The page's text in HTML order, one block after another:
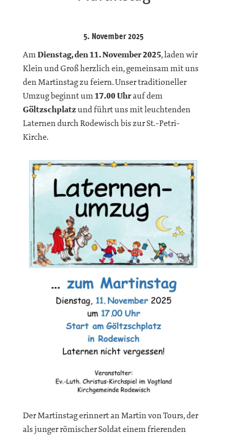
5. November 2025
AmDienstag, den 11. November 2025, laden wir
Klein und Groß herzlich ein, gemeinsam mit uns
den Martinstag zu feiern. Unser traditioneller
Umzug beginnt um17.00 Uhrauf dem
Göltzschplatzund führt uns mit leuchtenden
Laternen durch Rodewisch bis zur St.-Petri-
Kirche.
Der Martinstag erinnert an Martin von Tours, der
als junger römischer Soldat einem frierenden